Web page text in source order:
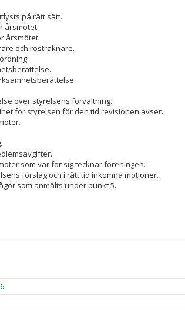
på rätt sätt.
årsmötet
årsmötet.
och rösträknare.
över styrelsens förvaltning.
för styrelsen för den tid revisionen avser.
som var för sig tecknar föreningen.
förslag och i rätt tid inkomna motioner.
som anmälts under punkt 5.